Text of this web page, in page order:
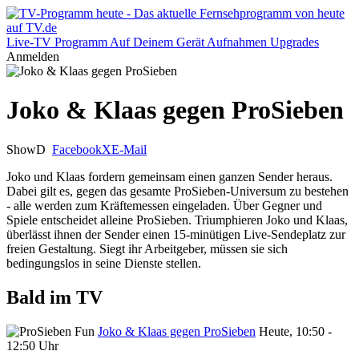
Live-TV Programm Auf Deinem Gerät Aufnahmen Upgrades
Anmelden
Joko & Klaas gegen ProSieben
ShowD FacebookXE-Mail
Joko und Klaas fordern gemeinsam einen ganzen Sender heraus.
Dabei gilt es, gegen das gesamte ProSieben-Universum zu bestehen
- alle werden zum Kräftemessen eingeladen. Über Gegner und
Spiele entscheidet alleine ProSieben. Triumphieren Joko und Klaas,
überlässt ihnen der Sender einen 15-minütigen Live-Sendeplatz zur
freien Gestaltung. Siegt ihr Arbeitgeber, müssen sie sich
bedingungslos in seine Dienste stellen.
Bald im TV
Joko & Klaas gegen ProSieben Heute, 10:50 -
12:50 Uhr